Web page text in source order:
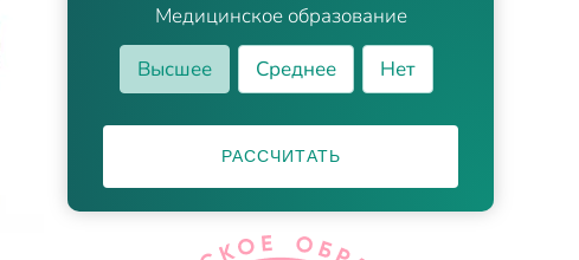
Медицинское образование
Высшее
Среднее Нет
РАССЧИТАТЬ